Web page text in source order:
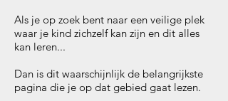
Als je op zoek bent naar een veilige plek
waar je kind zichzelf kan zijn en dit alles
kan leren...
Dan is dit waarschijnlijk de belangrijkste
pagina die je op dat gebied gaat lezen.